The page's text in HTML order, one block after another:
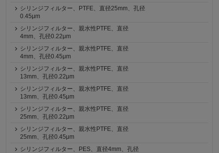
シリンジフィルター、PTFE、直径25mm、孔径
0.45μm
シリンジフィルター、親水性PTFE、直径
4mm、孔径0.22μm
シリンジフィルター、親水性PTFE、直径
4mm、孔径0.45μm
シリンジフィルター、親水性PTFE、直径
13mm、孔径0.22μm
シリンジフィルター、親水性PTFE、直径
13mm、孔径0.45μm
シリンジフィルター、親水性PTFE、直径
25mm、孔径0.22μm
シリンジフィルター、親水性PTFE、直径
25mm、孔径0.45μm
シリンジフィルター、PES、直径4mm、孔径